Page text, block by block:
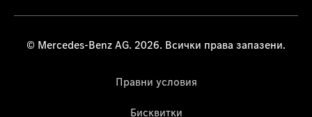
© Mercedes-Benz AG. 2026. Всички права запазени.
Правни условия
Бисквитки